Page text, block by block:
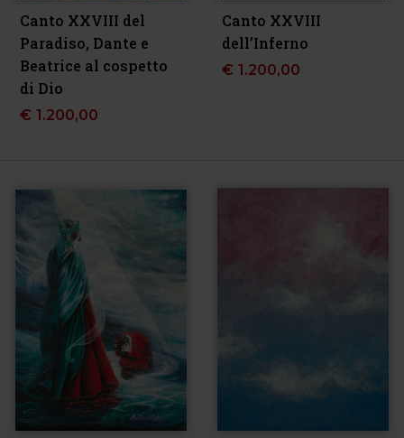
Canto XXVIII del
Paradiso, Dante e
Beatrice al cospetto
di Dio
€ 1.200,00
Canto XXVIII
dell’Inferno
€ 1.200,00